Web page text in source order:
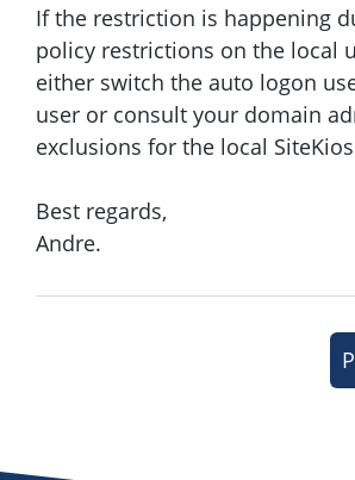
If the restriction is happening
policy restrictions on the local
either switch the auto logon
user or consult your domain
exclusions for the local
Best regards,
Andre.